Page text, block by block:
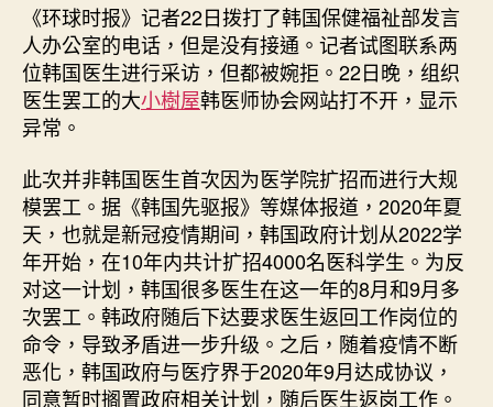
《环球时报》记者22日拨打了韩国保健福祉部发言
人办公室的电话，但是没有接通。记者试图联系两
位韩国医生进行采访，但都被婉拒。22日晚，组织
医生罢工的大小樹屋韩医师协会网站打不开，显示
异常。
此次并非韩国医生首次因为医学院扩招而进行大规
模罢工。据《韩国先驱报》等媒体报道，2020年夏
天，也就是新冠疫情期间，韩国政府计划从2022学
年开始，在10年内共计扩招4000名医科学生。为反
对这一计划，韩国很多医生在这一年的8月和9月多
次罢工。韩政府随后下达要求医生返回工作岗位的
命令，导致矛盾进一步升级。之后，随着疫情不断
恶化，韩国政府与医疗界于2020年9月达成协议，
同意暂时搁置政府相关计划，随后医生返岗工作。